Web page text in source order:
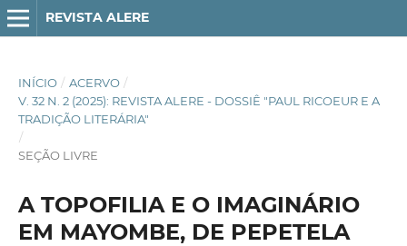
REVISTA ALERE
INÍCIO / ACERVO /
V. 32 N. 2 (2025): REVISTA ALERE - DOSSIÊ "PAUL RICOEUR E A
TRADIÇÃO LITERÁRIA"
/
SEÇÃO LIVRE
A TOPOFILIA E O IMAGINÁRIO
EM MAYOMBE, DE PEPETELA